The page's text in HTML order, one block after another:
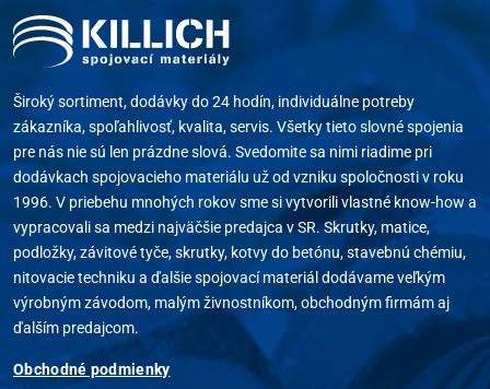
Široký sortiment, dodávky do 24 hodín, individuálne potreby
zákazníka, spoľahlivosť, kvalita, servis. Všetky tieto slovné spojenia
pre nás nie sú len prázdne slová. Svedomite sa nimi riadime pri
dodávkach spojovacieho materiálu už od vzniku spoločnosti v roku
1996. V priebehu mnohých rokov sme si vytvorili vlastné know-how a
vypracovali sa medzi najväčšie predajca v SR. Skrutky, matice,
podložky, závitové tyče, skrutky, kotvy do betónu, stavebnú chémiu,
nitovacie techniku a ďalšie spojovací materiál dodávame veľkým
výrobným závodom, malým živnostníkom, obchodným firmám aj
ďalším predajcom.
Obchodné podmienky